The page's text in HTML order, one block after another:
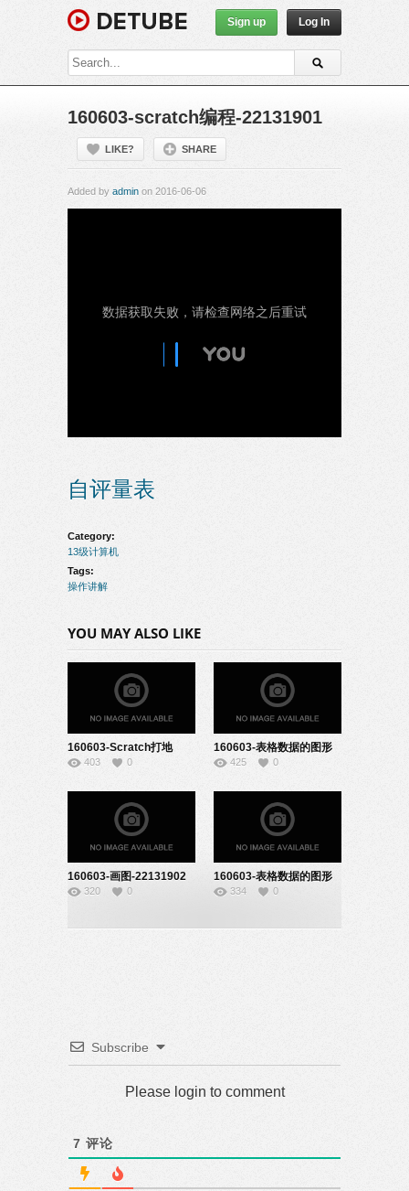
Sign up Log In
160603-scratch编程-22131901
LIKE? SHARE
Added by admin on 2016-06-06
自评量表
Category:
13级计算机
Tags:
操作讲解
YOU MAY ALSO LIKE
160603-Scratch打地
鼠-22131903
403 0
160603-表格数据的图形
化-22131904
425 0
160603-画图-22131902
320 0
160603-表格数据的图形
化-22131905
334 0
Subscribe
Please login to comment
7 评论